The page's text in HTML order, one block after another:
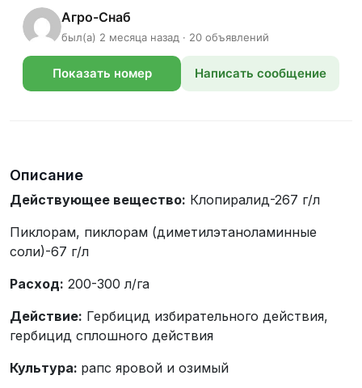
Агро-Снаб
был(а) 2 месяца назад · 20 объявлений
Показать номер Написать сообщение
Описание
Действующее вещество: Клопиралид-267 г/л
Пиклорам, пиклорам (диметилэтаноламинные
соли)-67 г/л
Расход: 200-300 л/га
Действие: Гербицид избирательного действия,
гербицид сплошного действия
Культура: рапс яровой и озимый